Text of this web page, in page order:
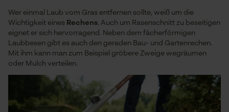
Wer einmal Laub vom Gras entfernen sollte, weiß um die
Wichtigkeit eines Rechens. Auch um Rasenschnitt zu beseitigen
eignet er sich hervorragend. Neben dem fächerförmigen
Laubbesen gibt es auch den geraden Bau- und Gartenrechen.
Mit ihm kann man zum Beispiel gröbere Zweige wegräumen
oder Mulch verteilen.